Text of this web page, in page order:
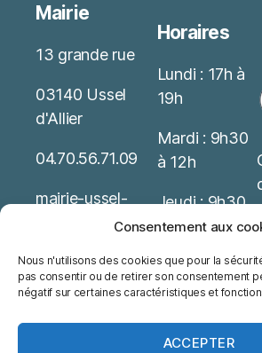
Consentement aux
Nous n'utilisons des cookies que pour la
pas consentir ou de retirer son consentement
négatif sur certaines caractéristiques et
ACCEPTER
Mairie
13 grande rue
03140 Ussel
d'Allier
04.70.56.71.09
mairie-ussel-
allier(at)wanado
Mentions
Horaires
Lundi : 17h à
19h
Mardi : 9h30
à 12h
Jeudi : 9h30
à 12h
Possibilité de
rendez-vous